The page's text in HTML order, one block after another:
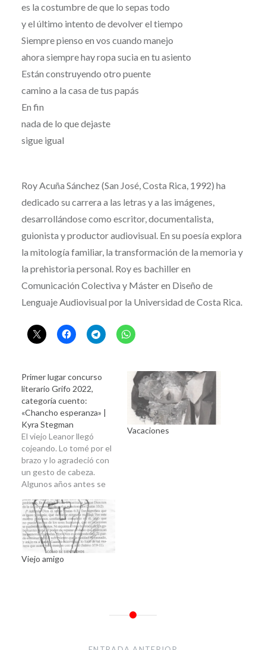
es la costumbre de que lo sepas todo
y el último intento de devolver el tiempo
Siempre pienso en vos cuando manejo
ahora siempre hay ropa sucia en tu asiento
Están construyendo otro puente
camino a la casa de tus papás
En fin
nada de lo que dejaste
sigue igual
Roy Acuña Sánchez (San José, Costa Rica, 1992) ha
dedicado su carrera a las letras y a las imágenes,
desarrollándose como escritor, documentalista,
guionista y productor audiovisual. En su poesía explora
la mitología familiar, la transformación de la memoria y
la prehistoria personal. Roy es bachiller en
Comunicación Colectiva y Máster en Diseño de
Lenguaje Audiovisual por la Universidad de Costa Rica.
Primer lugar concurso
literario Grifo 2022,
categoría cuento:
«Chancho esperanza» |
Kyra Stegman
El viejo Leanor llegó
cojeando. Lo tomé por el
brazo y lo agradeció con
un gesto de cabeza.
Algunos años antes se
tirón alegando que no
era ningún viejo
decrépito y que no se iba
a morir por más que
todos los estuviesen
Vacaciones
Viejo amigo